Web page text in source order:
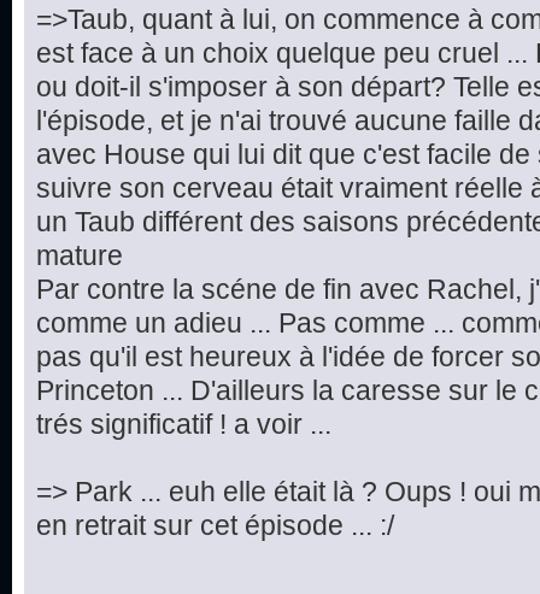
=>Taub, quant à lui, on commence à
est face à un choix quelque peu cruel
ou doit-il s'imposer à son départ? Telle
l'épisode, et je n'ai trouvé aucune faille
avec House qui lui dit que c'est facile
suivre son cerveau était vraiment réelle
un Taub différent des saisons
mature
Par contre la scéne de fin avec Rachel,
comme un adieu ... Pas comme ...
pas qu'il est heureux à l'idée de forcer
Princeton ... D'ailleurs la caresse sur le
trés significatif ! a voir ...
=> Park ... euh elle était là ? Oups ! oui
en retrait sur cet épisode ... :/